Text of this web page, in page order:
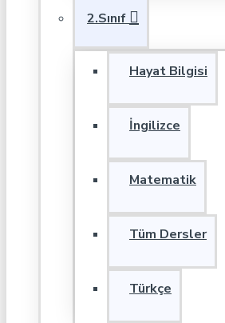
2.Sınıf
Hayat Bilgisi
İngilizce
Matematik
Tüm Dersler
Türkçe